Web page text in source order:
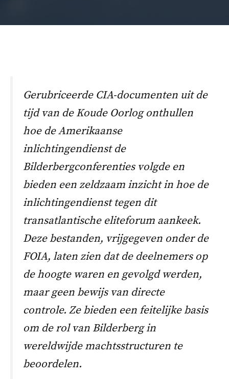
Gerubriceerde CIA-documenten uit de
tijd van de Koude Oorlog onthullen
hoe de Amerikaanse
inlichtingendienst de
Bilderbergconferenties volgde en
bieden een zeldzaam inzicht in hoe de
inlichtingendienst tegen dit
transatlantische eliteforum aankeek.
Deze bestanden, vrijgegeven onder de
FOIA, laten zien dat de deelnemers op
de hoogte waren en gevolgd werden,
maar geen bewijs van directe
controle. Ze bieden een feitelijke basis
om de rol van Bilderberg in
wereldwijde machtsstructuren te
beoordelen.